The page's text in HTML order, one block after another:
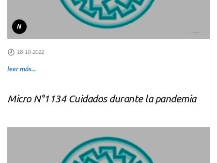
N
18-10-2022
leer más...
Micro N°1134 Cuidados durante la pandemia